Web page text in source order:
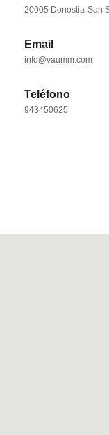
20005 Donostia-San
Email
info@vaumm.com
Teléfono
943450625